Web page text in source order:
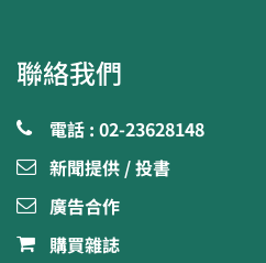
聯絡我們
電話 : 02-23628148
新聞提供 / 投書
廣告合作
購買雜誌